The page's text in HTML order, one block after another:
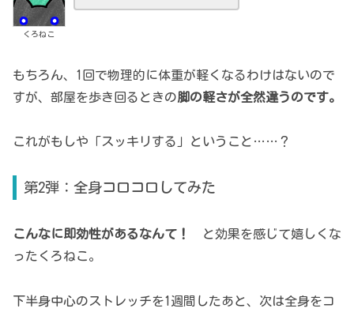
くろねこ
もちろん、1回で物理的に体重が軽くなるわけはないので
すが、部屋を歩き回るときの脚の軽さが全然違うのです。
これがもしや「スッキリする」ということ……？
第2弾：全身コロコロしてみた
こんなに即効性があるなんて！
と効果を感じて嬉しくな
ったくろねこ。
下半身中心のストレッチを1週間したあと、次は全身をコ